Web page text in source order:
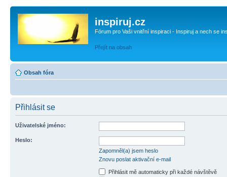
inspiruj.cz
Fórum pro Vaši vnitřní inspiraci - Inspiruj a nech se
Přejít na obsah
Obsah fóra
Přihlásit se
Uživatelské jméno:
Heslo:
Zapomněl(a) jsem heslo
Znovu poslat aktivační e-mail
Přihlásit mě automaticky při každé návštěvě